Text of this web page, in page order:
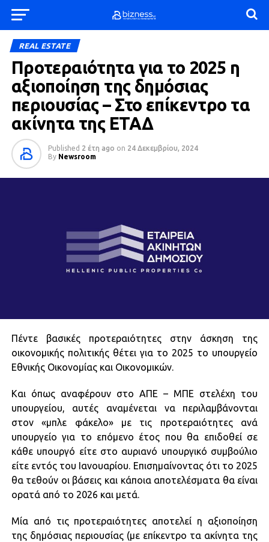
REAL ESTATE
Προτεραιότητα για το 2025 η
αξιοποίηση της δημόσιας
περιουσίας – Στο επίκεντρο τα
ακίνητα της ΕΤΑΔ
Published 2 έτη ago on 24 Δεκεμβρίου, 2024
By Newsroom
Πέντε βασικές προτεραιότητες στην άσκηση της
οικονομικής πολιτικής θέτει για το 2025 το υπουργείο
Εθνικής Οικονομίας και Οικονομικών.
Και όπως αναφέρουν στο ΑΠΕ – ΜΠΕ στελέχη του
υπουργείου, αυτές αναμένεται να περιλαμβάνονται
στον «μπλε φάκελο» με τις προτεραιότητες ανά
υπουργείο για το επόμενο έτος που θα επιδοθεί σε
κάθε υπουργό είτε στο αυριανό υπουργικό συμβούλιο
είτε εντός του Ιανουαρίου. Επισημαίνοντας ότι το 2025
θα τεθούν οι βάσεις και κάποια αποτελέσματα θα είναι
ορατά από το 2026 και μετά.
Μία από τις προτεραιότητες αποτελεί η αξιοποίηση
της δημόσιας περιουσίας (με επίκεντρο τα ακίνητα της